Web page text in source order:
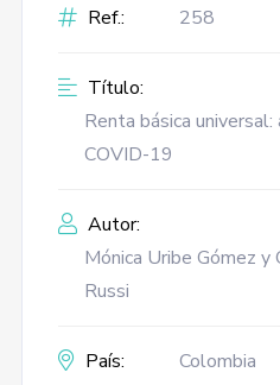
Ref.: 258
Título:
Renta básica
COVID-19
Autor:
Mónica Uribe Gómez y
Russi
País: Colombia